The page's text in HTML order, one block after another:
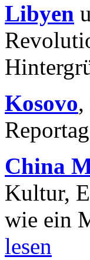
Libyen
Kosovo,
China
Kultur,
wie ein
lesen